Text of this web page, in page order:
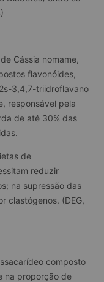
Cássia nomame,
flavonóides,
3,4,7-triidroflavano
responsável pela
de até 30% das
de
reduzir
na supressão das
clastógenos. (DEG,
composto
na proporção de